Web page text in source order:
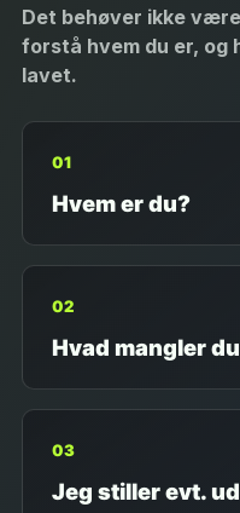
Det behøver ikke
forstå hvem du er, og
lavet.
01
Hvem er du?
02
Hvad mangler
03
Jeg stiller evt.